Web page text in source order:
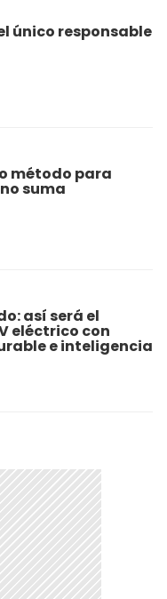
único responsable
método para
suma
así será el
eléctrico con
e inteligencia